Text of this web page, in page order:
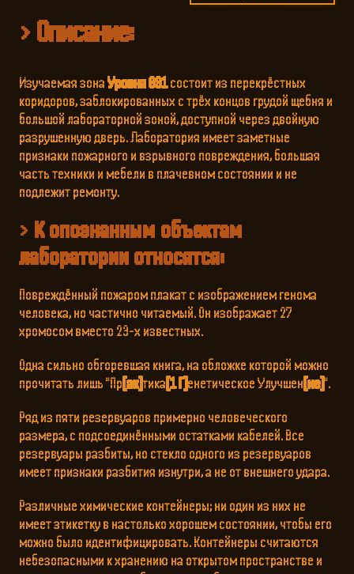
Описание:
Изучаемая зонаУровня 831состоит из перекрёстных
коридоров, заблокированных с трёх концов грудой щебня и
большой лабораторной зоной, доступной через двойную
разрушенную дверь. Лаборатория имеет заметные
признаки пожарного и взрывного повреждения, большая
часть техники и мебели в плачевном состоянии и не
подлежит ремонту.
К опознанным объектам
лаборатории относятся:
Повреждённый пожаром плакат с изображением генома
человека, но частично читаемый. Он изображает 27
хромосом вместо 23-х известных.
Одна сильно обгоревшая книга, на обложке которой можно
прочитать лишь "Пр [ак]тика [1 Г]енетическое Улучшен [ие]".
Ряд из пяти резервуаров примерно человеческого
размера, с подсоединёнными остатками кабелей. Все
резервуары разбиты, но стекло одного из резервуаров
имеет признаки разбития изнутри, а не от внешнего удара.
Различные химические контейнеры; ни один из них не
имеет этикетку в настолько хорошем состоянии, чтобы его
можно было идентифицировать. Контейнеры считаются
небезопасными к хранению на открытом пространстве и